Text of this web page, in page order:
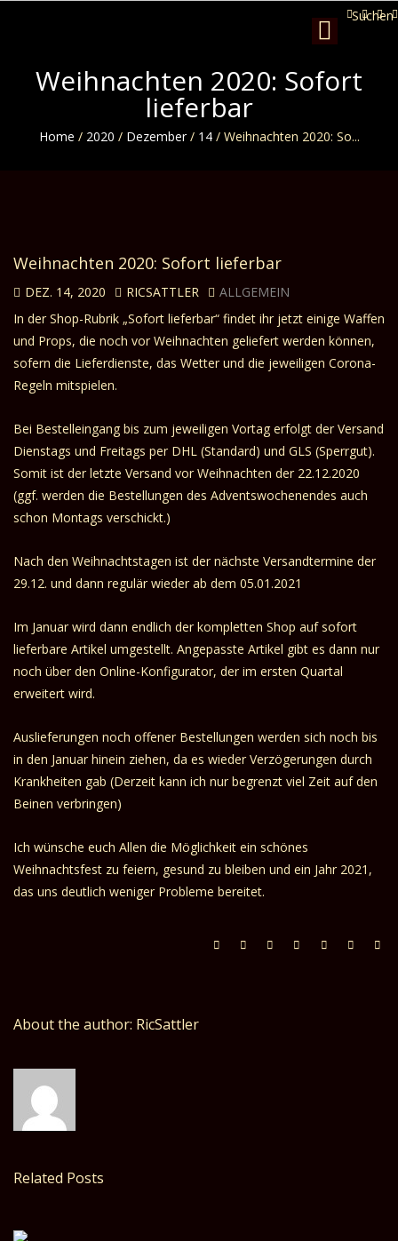
Suchen
Toggle
navigation
Weihnachten 2020: Sofort
lieferbar
Home / 2020 / Dezember / 14 / Weihnachten 2020: So...
Weihnachten 2020: Sofort lieferbar
DEZ. 14, 2020 RICSATTLER
ALLGEMEIN
In der Shop-Rubrik „Sofort lieferbar“ findet ihr jetzt einige Waffen
und Props, die noch vor Weihnachten geliefert werden können,
sofern die Lieferdienste, das Wetter und die jeweiligen Corona-
Regeln mitspielen.
Bei Bestelleingang bis zum jeweiligen Vortag erfolgt der Versand
Dienstags und Freitags per DHL (Standard) und GLS (Sperrgut).
Somit ist der letzte Versand vor Weihnachten der 22.12.2020
(ggf. werden die Bestellungen des Adventswochenendes auch
schon Montags verschickt.)
Nach den Weihnachtstagen ist der nächste Versandtermine der
29.12. und dann regulär wieder ab dem 05.01.2021
Im Januar wird dann endlich der kompletten Shop auf sofort
lieferbare Artikel umgestellt. Angepasste Artikel gibt es dann nur
noch über den Online-Konfigurator, der im ersten Quartal
erweitert wird.
Auslieferungen noch offener Bestellungen werden sich noch bis
in den Januar hinein ziehen, da es wieder Verzögerungen durch
Krankheiten gab (Derzeit kann ich nur begrenzt viel Zeit auf den
Beinen verbringen)
Ich wünsche euch Allen die Möglichkeit ein schönes
Weihnachtsfest zu feiern, gesund zu bleiben und ein Jahr 2021,
das uns deutlich weniger Probleme bereitet.
About the author: RicSattler
Related Posts